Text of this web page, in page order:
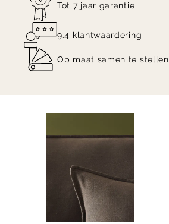
Tot 7 jaar garantie
9.4 klantwaardering
Op maat samen te stellen